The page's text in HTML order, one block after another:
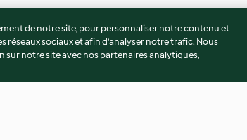
de notre site, pour personnaliser notre contenu et
sociaux et afin d’analyser notre trafic. Nous
notre site avec nos partenaires analytiques,